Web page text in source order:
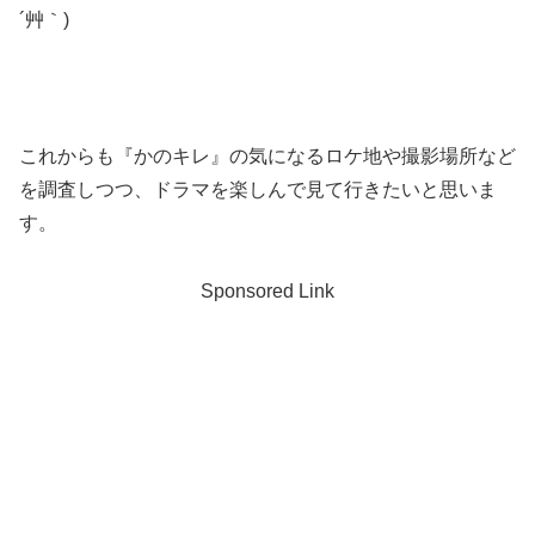
´艸｀)
これからも『かのキレ』の気になるロケ地や撮影場所など
を調査しつつ、ドラマを楽しんで見て行きたいと思いま
す。
Sponsored Link